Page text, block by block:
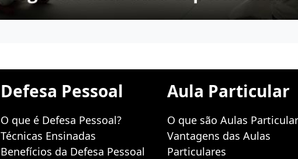
Defesa Pessoal
O que é Defesa Pessoal?
Técnicas Ensinadas
Benefícios da Defesa Pessoal
Aula Particular
O que são Aulas
Vantagens das Aulas
Particulares